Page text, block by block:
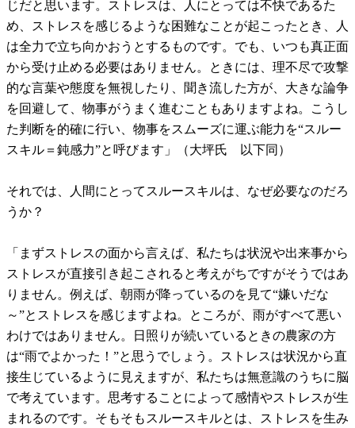
じだと思います。ストレスは、人にとっては不快であるた
め、ストレスを感じるような困難なことが起こったとき、人
は全力で立ち向かおうとするものです。でも、いつも真正面
から受け止める必要はありません。ときには、理不尽で攻撃
的な言葉や態度を無視したり、聞き流した方が、大きな論争
を回避して、物事がうまく進むこともありますよね。こうし
た判断を的確に行い、物事をスムーズに運ぶ能力を“スルー
スキル＝鈍感力”と呼びます」（大坪氏 以下同）
それでは、人間にとってスルースキルは、なぜ必要なのだろ
うか？
「まずストレスの面から言えば、私たちは状況や出来事から
ストレスが直接引き起こされると考えがちですがそうではあ
りません。例えば、朝雨が降っているのを見て“嫌いだな
～”とストレスを感じますよね。ところが、雨がすべて悪い
わけではありません。日照りが続いているときの農家の方
は“雨でよかった！”と思うでしょう。ストレスは状況から直
接生じているように見えますが、私たちは無意識のうちに脳
で考えています。思考することによって感情やストレスが生
まれるのです。そもそもスルースキルとは、ストレスを生み